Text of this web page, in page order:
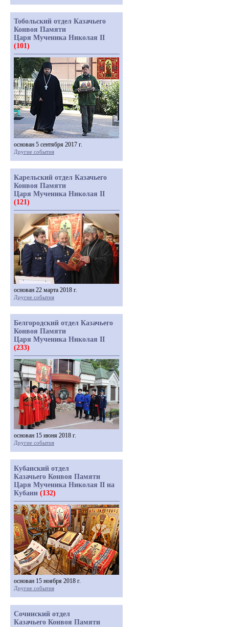
Тобольский отдел Казачьего
Конвоя Памяти
Царя Мученика Николая II
(101)
основан 5 сентября 2017 г.
Другие события
Карельский отдел Казачьего
Конвоя Памяти
Царя Мученика Николая II
(121)
основан 22 марта 2018 г.
Другие события
Белгородский отдел Казачьего
Конвоя Памяти
Царя Мученика Николая II
(233)
основан 15 июня 2018 г.
Другие события
Кубанский отдел
Казачьего Конвоя Памяти
Царя Мученика Николая II на
Кубани (132)
основан 15 ноября 2018 г.
Другие события
Сочинский отдел
Казачьего Конвоя Памяти